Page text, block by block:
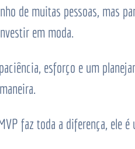
de muitas pessoas, mas
em moda.
esforço e um
faz toda a diferença, ele